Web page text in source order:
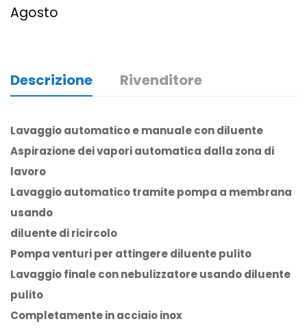
Agosto
Descrizione Rivenditore
Lavaggio automatico e manuale con diluente
Aspirazione dei vapori automatica dalla zona di
lavoro
Lavaggio automatico tramite pompa a membrana
usando
diluente di ricircolo
Pompa venturi per attingere diluente pulito
Lavaggio finale con nebulizzatore usando diluente
pulito
Completamente in acciaio inox